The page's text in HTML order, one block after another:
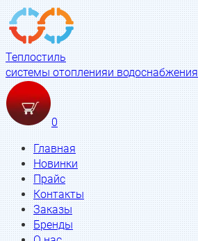
Теплостиль
системы отопленияи водоснабжения
0
Главная
Новинки
Прайс
Контакты
Заказы
Бренды